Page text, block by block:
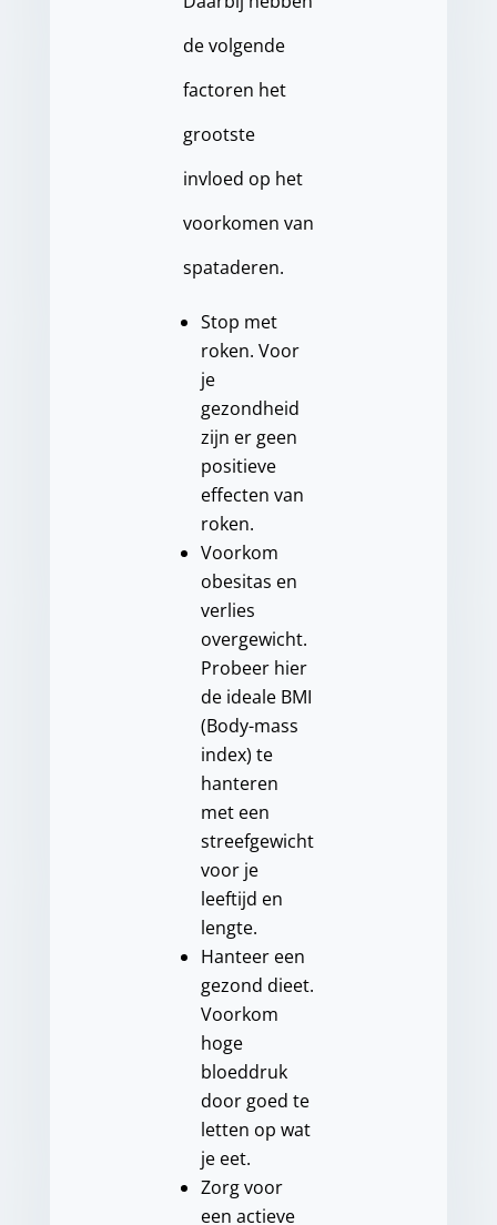
de volgende
factoren het
grootste
invloed op het
voorkomen van
spataderen.
Stop met
roken. Voor
je
gezondheid
zijn er geen
positieve
effecten van
roken.
Voorkom
obesitas en
verlies
overgewicht.
Probeer hier
de ideale BMI
(Body-mass
index) te
hanteren
met een
streefgewicht
voor je
leeftijd en
lengte.
Hanteer een
gezond dieet.
Voorkom
hoge
bloeddruk
door goed te
letten op wat
je eet.
Zorg voor
een actieve